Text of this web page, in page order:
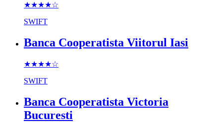
★★★★☆
SWIFT
Banca Cooperatista Viitorul Iasi
★★★★☆
SWIFT
Banca Cooperatista Victoria
Bucuresti